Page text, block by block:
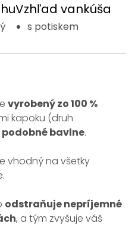
Vzhľad vankúša
s potiskem
vyrobený zo 100 %
kapoku (druh
bavlne.
vhodný na všetky
odstraňuje nepríjemné
, a tým zvyšuje váš